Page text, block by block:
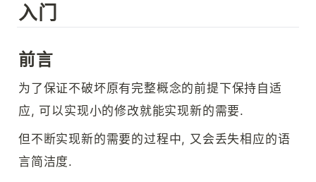
入门
前言
为了保证不破坏原有完整概念的前提下保持自适
应, 可以实现小的修改就能实现新的需要.
但不断实现新的需要的过程中, 又会丢失相应的语
言简洁度.